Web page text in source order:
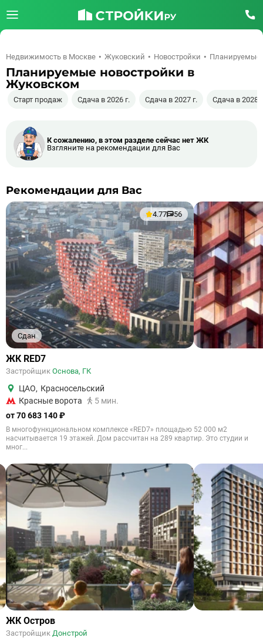
Недвижимость в Москве Жуковский Новостройки Планируемые
Планируемые новостройки в
Жуковском
Старт продаж Сдача в 2026 г. Сдача в 2027 г. Сдача в 2028
К сожалению, в этом разделе сейчас нет ЖК
Взгляните на рекомендации для Вас
Рекомендации для Вас
Сдан
4.77 56
ЖК RED7
Застройщик Основа, ГК
ЦАО, Красносельский
Красные ворота
5 мин.
от 70 683 140 ₽
В многофункциональном комплексе «RED7» площадью 52 000 м2
насчитывается 19 этажей. Дом рассчитан на 289 квартир. Это студии и
мног...
ЖК Остров
Застройщик Донстрой